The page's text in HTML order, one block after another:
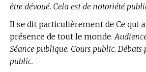
être dévoué. Cela est de notoriété
Il se dit particulièrement de Ce qui
présence de tout le monde.
Séance publique. Cours public.
public.